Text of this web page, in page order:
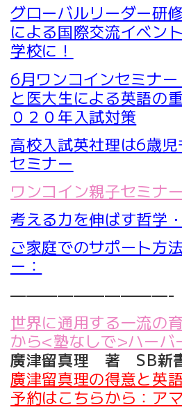
グローバルリーダー研
による国際交流イベン
学校に！
6月ワンコインセミナ
と医大生による英語の
０２０年入試対策
高校入試英社理は6歳
セミナー
ワンコイン親子セミナ
考える力を伸ばす哲学
ご家庭でのサポート方
ー：
——————————-
世界に通用する一流の
から<塾なしで>ハーバ
廣津留真理 著 SB
廣津留真理の得意と英
予約はこちらから：ア